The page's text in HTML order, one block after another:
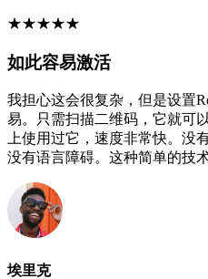
★★★★★
如此容易激活
我担心这会很复杂，但是设置
易。只需扫描二维码，它就可
上使用过它，速度非常快。没
没有语言障碍。这种简单的技
埃里克